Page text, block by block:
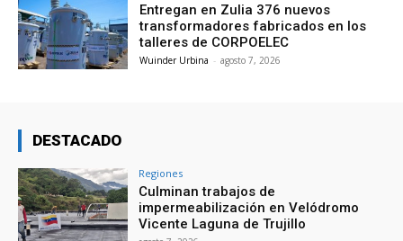
Entregan en Zulia 376 nuevos
transformadores fabricados en los
talleres de CORPOELEC
Wuinder Urbina - agosto 7, 2026
DESTACADO
Regiones
Culminan trabajos de
impermeabilización en Velódromo
Vicente Laguna de Trujillo